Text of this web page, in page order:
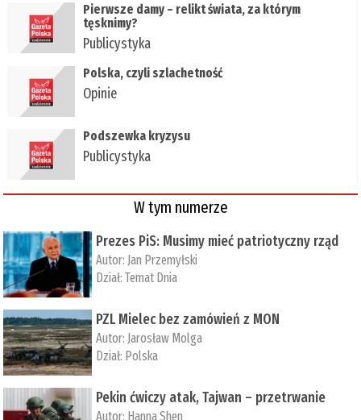
Pierwsze damy – relikt świata, za którym
tęsknimy?
Publicystyka
Polska, czyli szlachetność
Opinie
Podszewka kryzysu
Publicystyka
W tym numerze
Prezes PiS: Musimy mieć patriotyczny rząd
Autor: Jan Przemyłski
Dział:Temat Dnia
PZL Mielec bez zamówień z MON
Autor: Jarosław Molga
Dział: Polska
Pekin ćwiczy atak, Tajwan – przetrwanie
Autor: ­Hanna Shen